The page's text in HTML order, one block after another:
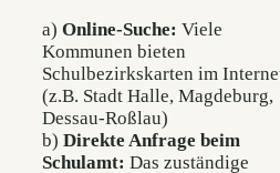
a) Online-Suche: Viele
Kommunen bieten
Schulbezirkskarten im
(z.B. Stadt Halle, Magdeburg,
Dessau-Roßlau)
b) Direkte Anfrage beim
Schulamt: Das zuständige